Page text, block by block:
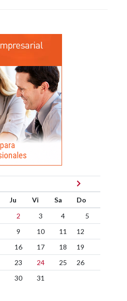
Ju Vi Sa
Do
2 3 4
5
9 10 11
12
16 17 18
19
23 24 25
26
30 31